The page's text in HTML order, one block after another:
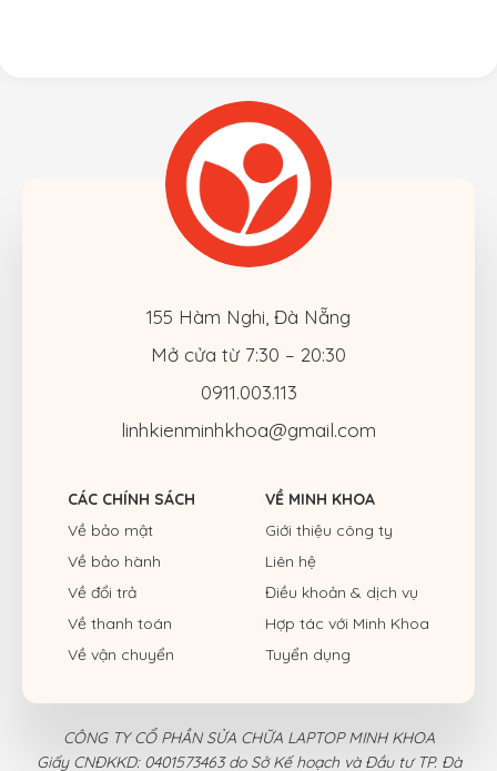
CÁC CHÍNH SÁCH
Về bảo mật
Về bảo hành
Về đổi trả
Về thanh toán
Về vận chuyển
155 Hàm Nghi, Đà Nẵng
Mở cửa từ 7:30 – 20:30
0911.003.113
linhkienminhkhoa@gmail.com
VỀ MINH KHOA
Giới thiệu công ty
Liên hệ
Điều khoản & dịch vụ
Hợp tác với Minh Khoa
Tuyển dụng
CÔNG TY CỔ PHẦN SỬA CHỮA LAPTOP MINH KHOA
Giấy CNĐKKD: 0401573463 do Sở Kế hoạch và Đầu tư TP. Đà